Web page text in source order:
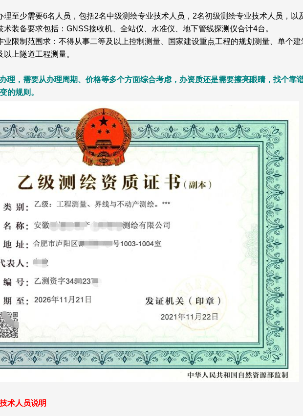
至少需要6名人员，包括2名中级测绘专业技术人员，2名初级测绘专业技术人员，以
装备要求包括：GNSS接收机、全站仪、水准仪、地下管线探测仪合计4台。
业限制范围求：不得从事二等及以上控制测量、国家建设重点工程的规划测量、单个
上隧道工程测量。
理，需要从办理周期、价格等多个方面综合考虑，办资质还是需要擦亮眼睛，找个靠
的规则。
术人员说明